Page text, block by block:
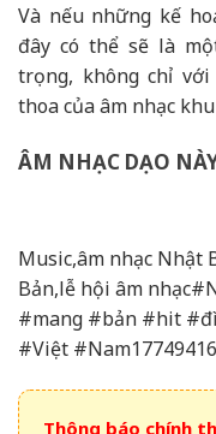
Và nếu những kế
đây có thể sẽ là
trọng, không chỉ
thoa của âm nhạc
ÂM NHẠC DẠO
Music,âm nhạc Nhật
Bản,lễ hội âm
#mang #bản #hit
#Việt
Thông báo chính